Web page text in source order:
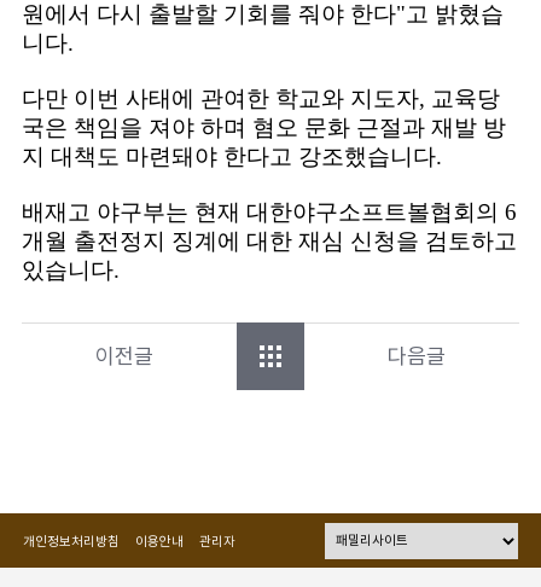
원에서 다시 출발할 기회를 줘야 한다"고 밝혔습
니다.
다만 이번 사태에 관여한 학교와 지도자, 교육당
국은 책임을 져야 하며 혐오 문화 근절과 재발 방
지 대책도 마련돼야 한다고 강조했습니다.
배재고 야구부는 현재 대한야구소프트볼협회의 6
개월 출전정지 징계에 대한 재심 신청을 검토하고
있습니다.
이전글 다음글
개인정보처리방침 이용안내 관리자